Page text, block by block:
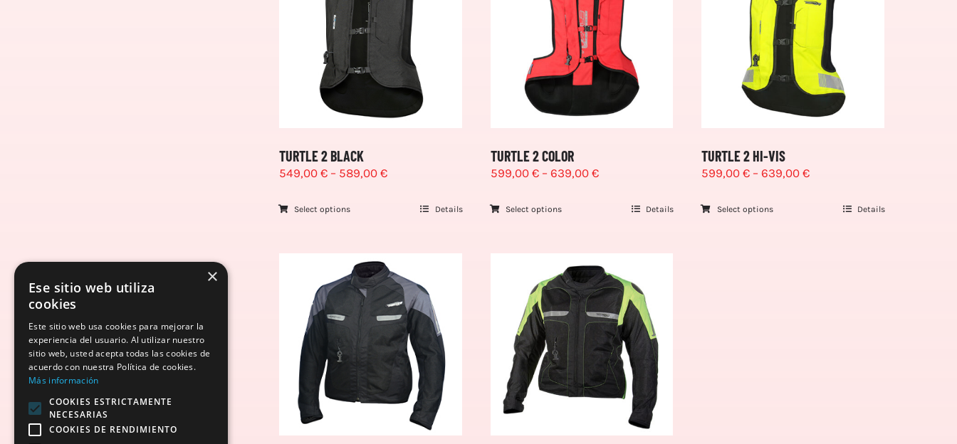
TURTLE 2 BLACK
549,00 € – 589,00 €
Select options Details
TURTLE 2 COLOR
599,00 €– 639,00 €
Select options Details
TURTLE 2 HI-VIS
599,00€ – 639,00€
Select options Details
×
Ese sitio web utiliza
cookies
Este sitio web usa cookies para mejorar la
experiencia del usuario. Al utilizar nuestro
sitio web, usted acepta todas las cookies de
acuerdo con nuestra Política de cookies.
Más información
COOKIES ESTRICTAMENTE
NECESARIAS
COOKIES DE RENDIMIENTO